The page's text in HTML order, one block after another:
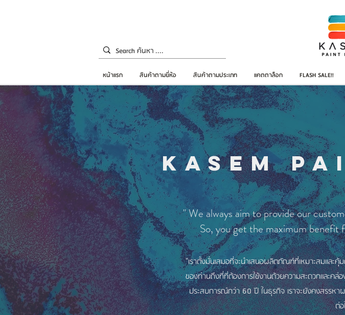
หน้าแรก สินค้าตามยี่ห้อ สินค้าตามประเภท แคตตาล็อก FLASH SALE!!
KASEM
"We always aim to provide our
So, you get the maximum benefit
"เราตั้งมั่นเสมอที่จะนำเสนอผลิตภัณฑ์ที่เหมาะสมและ
ของท่านถึงที่ที่ต้องการใช้งานด้วยความสะดวกและค
ประสบการณ์กว่า 60 ปี ในธุรกิจ เราจะยังคงสรร
ต่